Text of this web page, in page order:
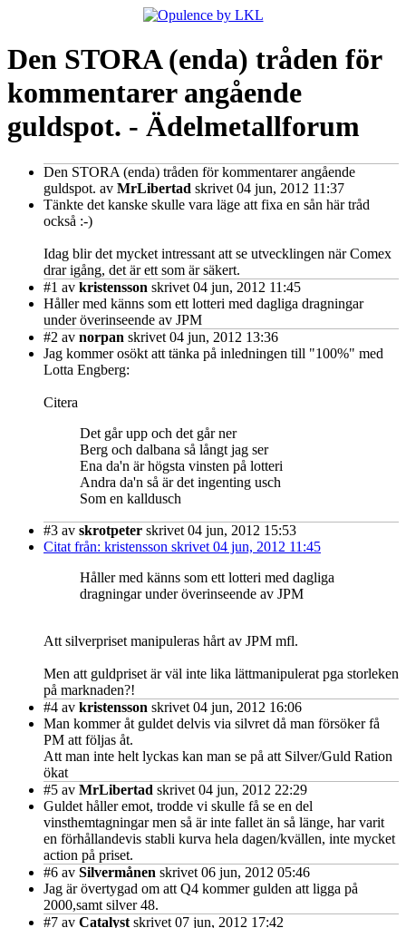
Den STORA (enda) tråden för
kommentarer angående
guldspot. - Ädelmetallforum
Den STORA (enda) tråden för kommentarer angående
guldspot. av MrLibertad skrivet 04 jun, 2012 11:37
Tänkte det kanske skulle vara läge att fixa en sån här tråd
också :-)
Idag blir det mycket intressant att se utvecklingen när Comex
drar igång, det är ett som är säkert.
#1 av kristensson skrivet 04 jun, 2012 11:45
Håller med känns som ett lotteri med dagliga dragningar
under överinseende av JPM
#2 av norpan skrivet 04 jun, 2012 13:36
Jag kommer osökt att tänka på inledningen till "100%" med
Lotta Engberg:
Citera
Det går upp och det går ner
Berg och dalbana så långt jag ser
Ena da'n är högsta vinsten på lotteri
Andra da'n så är det ingenting usch
Som en kalldusch
#3 av skrotpeter skrivet 04 jun, 2012 15:53
Citat från: kristensson skrivet 04 jun, 2012 11:45
Håller med känns som ett lotteri med dagliga
dragningar under överinseende av JPM
Att silverpriset manipuleras hårt av JPM mfl.
Men att guldpriset är väl inte lika lättmanipulerat pga storleken
på marknaden?!
#4 av kristensson skrivet 04 jun, 2012 16:06
Man kommer åt guldet delvis via silvret då man försöker få
PM att följas åt.
Att man inte helt lyckas kan man se på att Silver/Guld Ration
ökat
#5 av MrLibertad skrivet 04 jun, 2012 22:29
Guldet håller emot, trodde vi skulle få se en del
vinsthemtagningar men så är inte fallet än så länge, har varit
en förhållandevis stabli kurva hela dagen/kvällen, inte mycket
action på priset.
#6 av Silvermånen skrivet 06 jun, 2012 05:46
Jag är övertygad om att Q4 kommer gulden att ligga på
2000,samt silver 48.
#7 av Catalyst skrivet 07 jun, 2012 17:42